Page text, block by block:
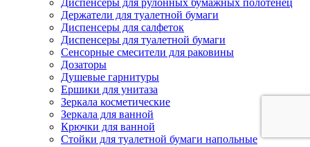
Диспенсеры для рулонных бумажных полотенец
Держатели для туалетной бумаги
Диспенсеры для салфеток
Диспенсеры для туалетной бумаги
Сенсорные смесители для раковины
Дозаторы
Душевые гарнитуры
Ершики для унитаза
Зеркала косметические
Зеркала для ванной
Крючки для ванной
Стойки для туалетной бумаги напольные